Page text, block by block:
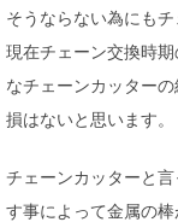
そうならない為にも
現在チェーン交換時
なチェーンカッター
損はないと思います。
チェーンカッターと
す事によって金属の棒